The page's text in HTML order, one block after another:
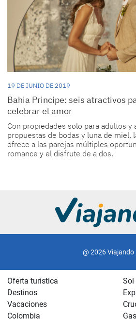
19 DE JUNIO DE 2019
Bahia Principe: seis atractivos
celebrar el amor
Con propiedades solo para adultos y
propuestas de bodas y luna de miel,
ofrece a las parejas múltiples
romance y el disfrute de a dos.
@ 2026 Viajando
Oferta turística
Destinos
Vacaciones
Colombia
Sol